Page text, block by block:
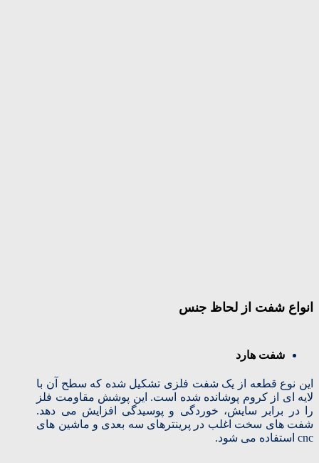
انواع شفت از لحاظ جنس
شفت هارد
این نوع قطعه از یک شفت فلزی تشکیل شده که سطح آن با
لایه ای از کروم پوشانده شده است. این پوشش مقاومت فلز
را در برابر سایش، خوردگی و پوسیدگی افزایش می دهد.
شفت های سخت اغلب در پرینترهای سه بعدی و ماشین های
cnc استفاده می شود.